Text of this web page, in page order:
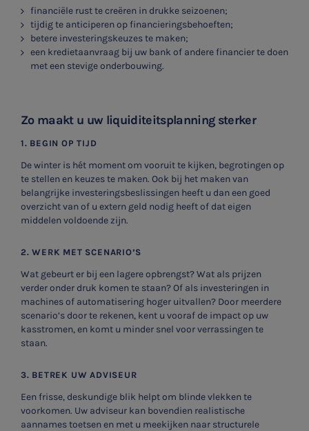
financiële rust te creëren in drukke seizoenen;
tijdig te anticiperen op financieringsbehoeften;
betere investeringskeuzes te maken;
een kredietaanvraag bij uw bank of andere financier te doen
met een stevige onderbouwing.
Zo maakt u uw liquiditeitsplanning sterker
1. BEGIN OP TIJD
De winter is hét moment om vooruit te kijken, begrotingen op
te stellen en keuzes te maken. Ook bij het maken van
belangrijke investeringsbeslissingen heeft u dan een goed
overzicht van of u extern geld nodig heeft of dat eigen
middelen voldoende zijn.
2. WERK MET SCENARIO’S
Wat gebeurt er bij een lagere opbrengst? Wat als prijzen
verder onder druk komen te staan? Of als investeringen in
machines of automatisering hoger uitvallen? Door meerdere
scenario’s door te rekenen, kent u vooraf de impact op uw
kasstromen, en komt u minder snel voor verrassingen te
staan.
3. BETREK UW ADVISEUR
Een frisse, deskundige blik helpt om blinde vlekken te
voorkomen. Uw adviseur kan bovendien realistische
aannames toetsen en met u meekijken naar structurele